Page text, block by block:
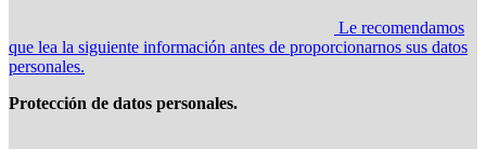
Le recomendamos
que lea la siguiente información antes de proporcionarnos sus datos
personales.
Protección de datos personales.